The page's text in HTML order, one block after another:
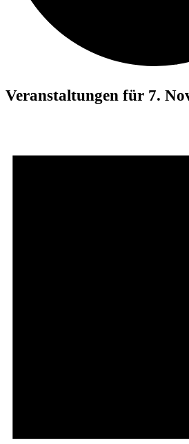
Veranstaltungen für 7.